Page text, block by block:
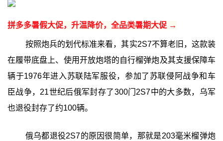
拼多多暑假大促，升温降价，全品类暑期大促 →
按照炮兵的划代标准来看，其实2S7不算老旧，这款装
在履带底盘上、使用开放炮塔的自行榴弹炮及其支援保障车
辆于1976年进入苏联陆军服役，参加了苏联侵阿战争和车
臣战争，21世纪后俄军封存了300门2S7中的大多数，乌军
也退役封存了约100辆。
俄乌都退役2S7的原因很简单，那就是203毫米榴弹炮